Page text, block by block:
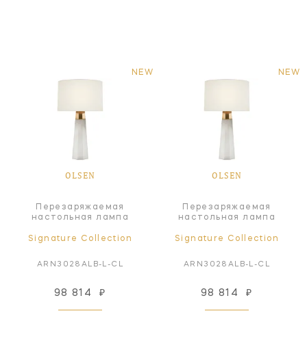
NEW
OLSEN
Перезаряжаемая
настольная лампа
Signature Collection
ARN3028ALB-L-CL
98 814 ₽
NEW
OLSEN
Перезаряжаемая
настольная лампа
Signature Collection
ARN3028ALB-L-CL
98 814 ₽